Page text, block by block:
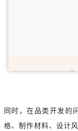
同时，在品类开发的
格、制作材料、设计